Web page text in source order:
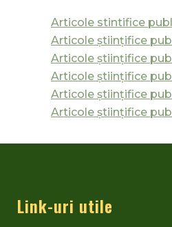
Articole stintifice
Articole științifice
Articole științifice
Articole științifice
Articole științifice
Articole științifice
Link-uri utile